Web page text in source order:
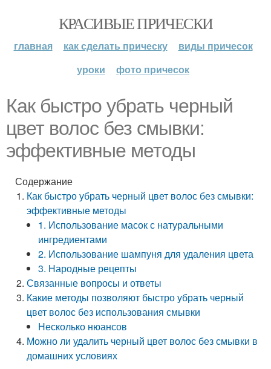
КРАСИВЫЕ ПРИЧЕСКИ
главная как сделать прическу
виды причесок
уроки
фото причесок
Как быстро убрать черный
цвет волос без смывки:
эффективные методы
Содержание
Как быстро убрать черный цвет волос без смывки:
эффективные методы
1. Использование масок с натуральными
ингредиентами
2. Использование шампуня для удаления цвета
3. Народные рецепты
Связанные вопросы и ответы
Какие методы позволяют быстро убрать черный
цвет волос без использования смывки
Несколько нюансов
Можно ли удалить черный цвет волос без смывки в
домашних условиях